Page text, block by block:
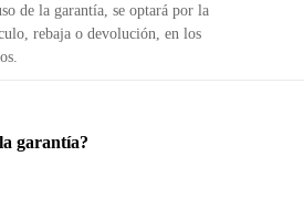
de la garantía, se optará por la
rebaja o devolución, en los
garantía?